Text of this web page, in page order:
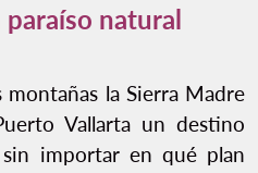
natural
montañas la Sierra Madre
Vallarta un destino
sin importar en qué plan